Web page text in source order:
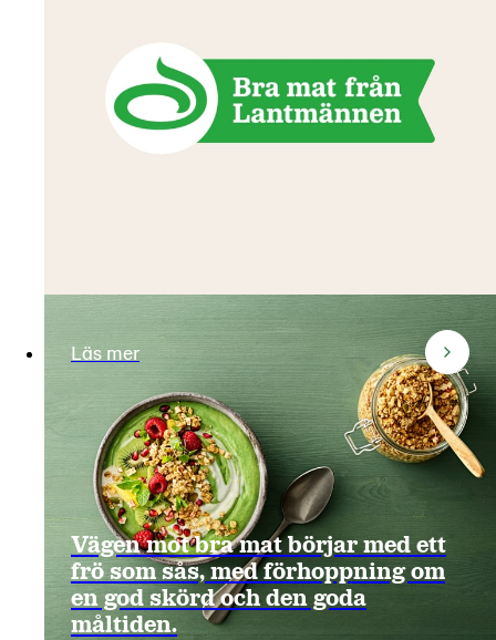
Läs mer
Vägen mot bra mat börjar med ett
frö som sås, med förhoppning om
en god skörd och den goda
måltiden.